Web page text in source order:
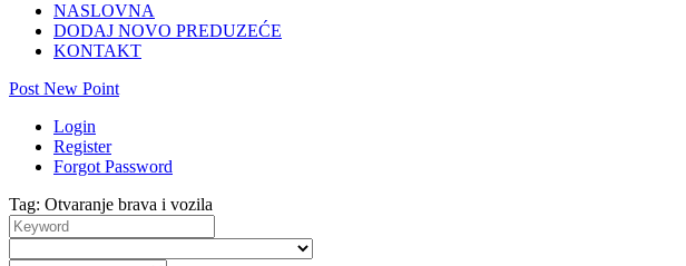
NASLOVNA
DODAJ NOVO PREDUZEĆE
KONTAKT
Post New Point
Login
Register
Forgot Password
Tag: Otvaranje brava i vozila